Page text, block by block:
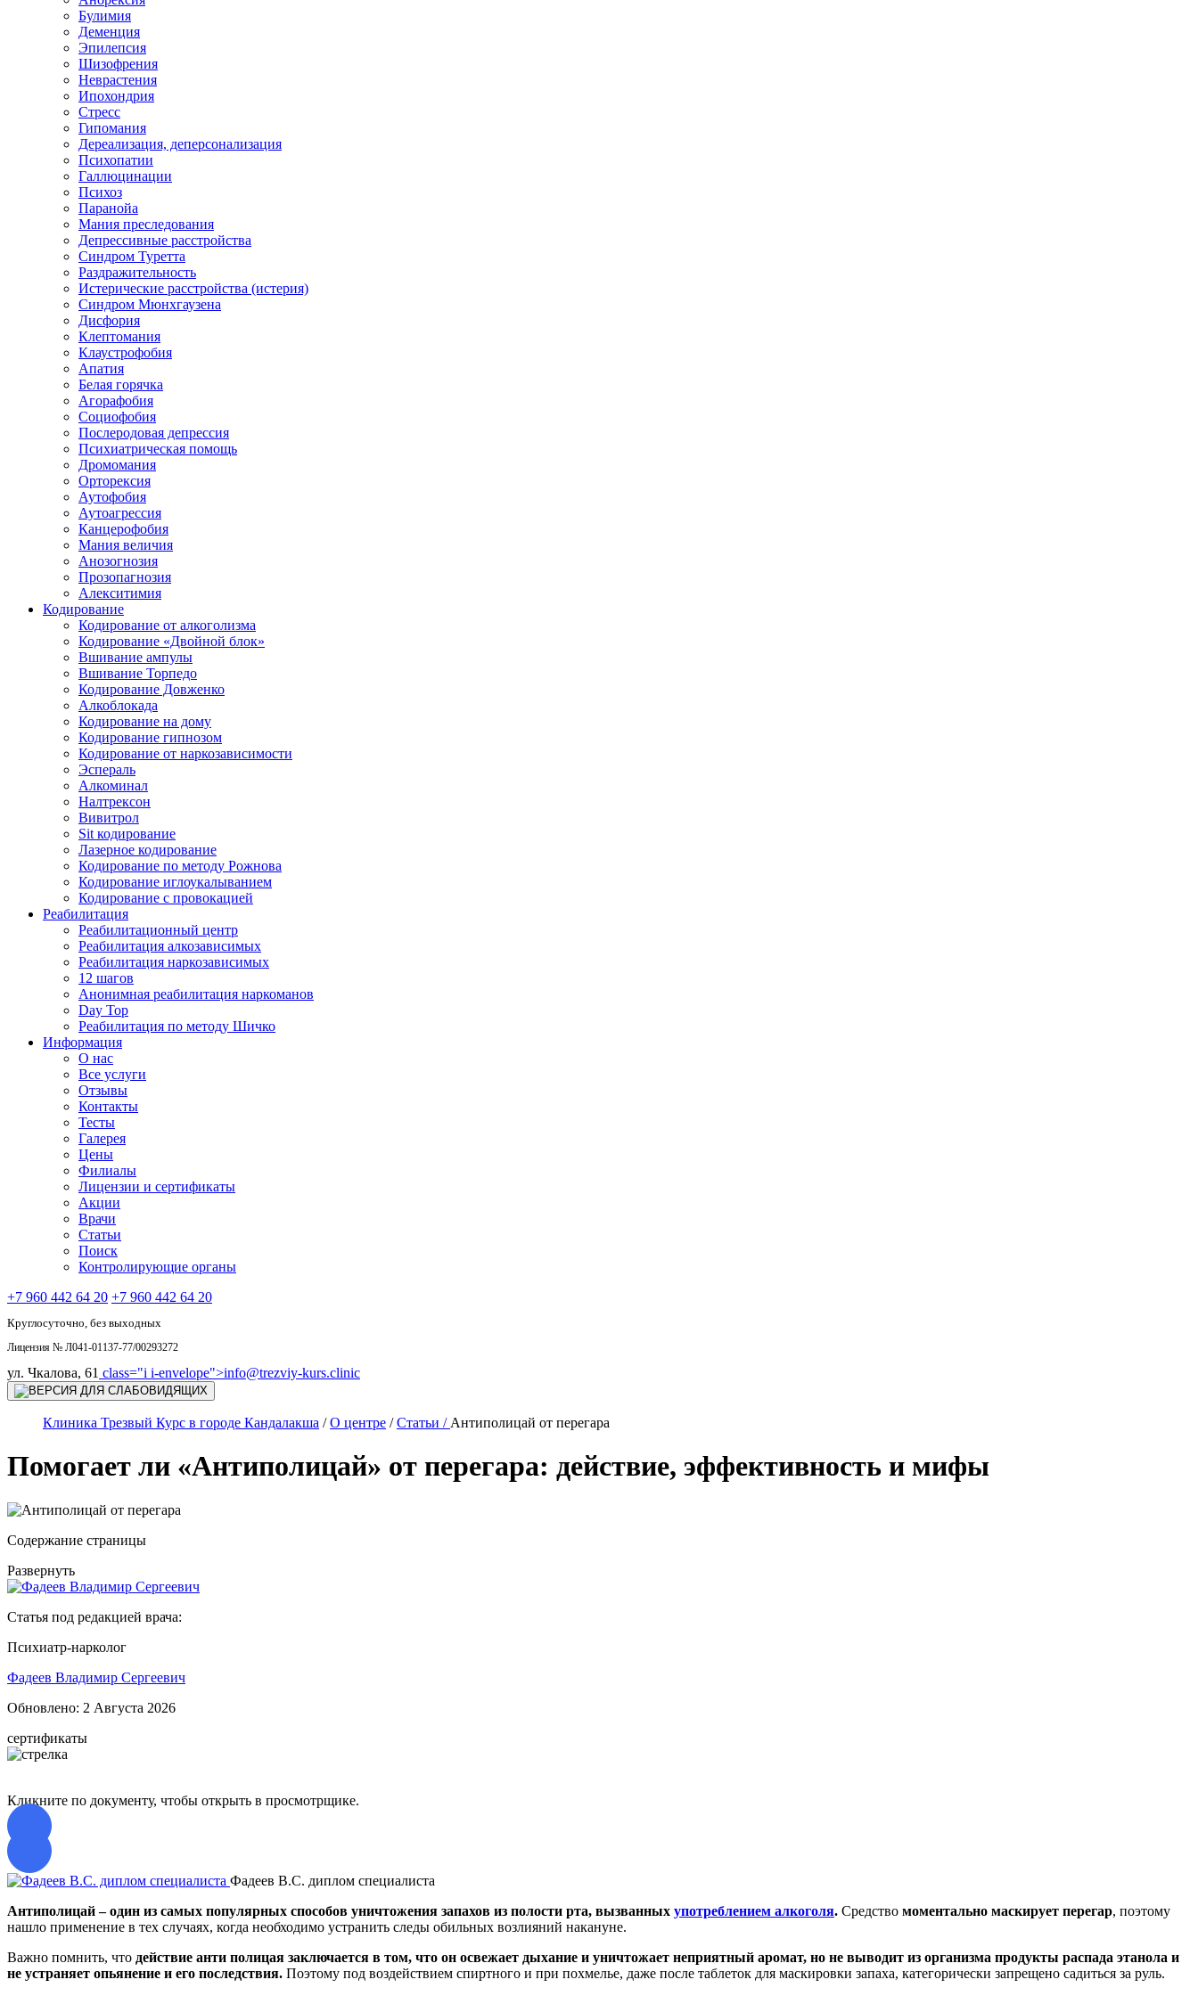
Булимия
Деменция
Эпилепсия
Шизофрения
Неврастения
Ипохондрия
Стресс
Гипомания
Дереализация, деперсонализация
Психопатии
Галлюцинации
Психоз
Паранойа
Мания преследования
Депрессивные расстройства
Синдром Туретта
Раздражительность
Истерические расстройства (истерия)
Синдром Мюнхгаузена
Дисфория
Клептомания
Клаустрофобия
Апатия
Белая горячка
Агорафобия
Социофобия
Послеродовая депрессия
Психиатрическая помощь
Дромомания
Орторексия
Аутофобия
Аутоагрессия
Канцерофобия
Мания величия
Анозогнозия
Прозопагнозия
Алекситимия
Кодирование
Кодирование от алкоголизма
Кодирование «Двойной блок»
Вшивание ампулы
Вшивание Торпедо
Кодирование Довженко
Алкоблокада
Кодирование на дому
Кодирование гипнозом
Кодирование от наркозависимости
Эспераль
Алкоминал
Налтрексон
Вивитрол
Sit кодирование
Лазерное кодирование
Кодирование по методу Рожнова
Кодирование иглоукалыванием
Кодирование с провокацией
Реабилитация
Реабилитационный центр
Реабилитация алкозависимых
Реабилитация наркозависимых
12 шагов
Анонимная реабилитация наркоманов
Day Top
Реабилитация по методу Шичко
Информация
О нас
Все услуги
Отзывы
Контакты
Тесты
Галерея
Цены
Филиалы
Лицензии и сертификаты
Акции
Врачи
Статьи
Поиск
Контролирующие органы
+7 960 442 64 20 +7 960 442 64 20
Круглосуточно, без выходных
Лицензия № Л041-01137-77/00293272
ул. Чкалова, 61 class="i i-envelope">info@trezviy-kurs.clinic
Клиника Трезвый Курс в городе Кандалакша /О центре /Статьи / Антиполицай от перегара
Помогает ли «Антиполицай» от перегара: действие, эффективность и мифы
Содержание страницы
Развернуть
Статья под редакцией врача:
Психиатр-нарколог
Фадеев Владимир Сергеевич
Обновлено: 2 Августа 2026
сертификаты
Кликните по документу, чтобы открыть в просмотрщике.
Фадеев В.С. диплом специалиста
Антиполицай – один из самых популярных способов уничтожения запахов из полости рта, вызванных употреблением алкоголя. Средство моментально маскирует перегар, поэтому
нашло применение в тех случаях, когда необходимо устранить следы обильных возлияний накануне.
Важно помнить, что действие анти полицая заключается в том, что он освежает дыхание и уничтожает неприятный аромат, но не выводит из организма продукты распада этанола и
не устраняет опьянение и его последствия. Поэтому под воздействием спиртного и при похмелье, даже после таблеток для маскировки запаха, категорически запрещено садиться за руль.